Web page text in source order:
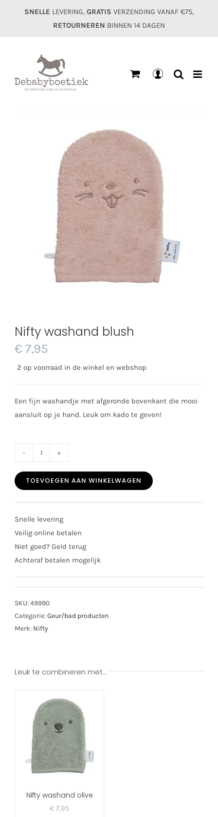
SNELLE LEVERING, GRATIS VERZENDING VANAF €75,
RETOURNEREN BINNEN 14 DAGEN
Nifty washand blush
€ 7,95
2 op voorraad in de winkel en webshop
Een fijn washandje met afgeronde bovenkant die mooi
aansluit op je hand. Leuk om kado te geven!
washand
TOEVOEGEN AAN WINKELWAGEN
Snelle levering
Veilig online betalen
Niet goed? Geld terug
Achteraf betalen mogelijk
SKU:49990
Categorie:Geur/bad producten
Merk: Nifty
Leuk te combineren met…
Nifty washand olive
€ 7,95